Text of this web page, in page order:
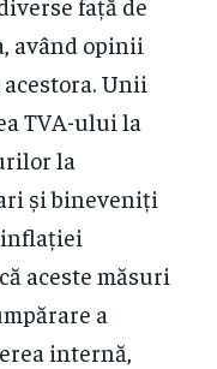
având opinii
Unii
TVA-ului la
la
și bineveniți
aceste măsuri
a
internă,